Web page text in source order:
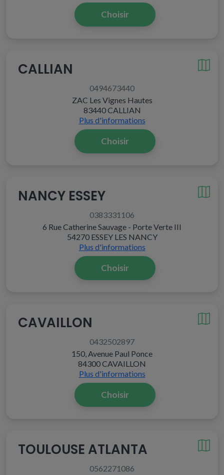
Choisir
CALLIAN
0494673440
ZAC Les Vignes Hautes
83440 CALLIAN
Plus d'informations
Choisir
NANCY ESSEY
0383331106
6 Rue Catherine Sauvage - Porte Verte III
54270 ESSEY LES NANCY
Plus d'informations
Choisir
CAVAILLON
0432502897
150, Avenue Paul Ponce
84300 CAVAILLON
Plus d'informations
Choisir
TOULOUSE ATLANTA
0562271086